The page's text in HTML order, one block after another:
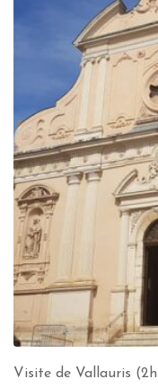
Visite de Vallauris